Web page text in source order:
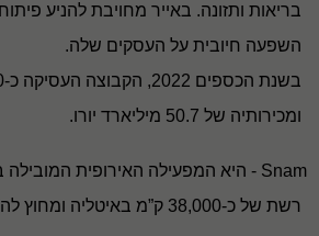
בריאות ותזונה. באייר מחויבת להניע
השפעה חיובית על העסקים שלה.
ומכירותיה של 50.7 מיליארד יורו
.
Snam - היא המפעילה האירופית המובילה
רשת של כ-38,000 ק”מ באיטליה ומחוץ לה